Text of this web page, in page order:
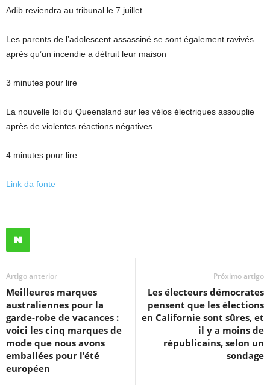
Adib reviendra au tribunal le 7 juillet.
Les parents de l’adolescent assassiné se sont également ravivés
après qu’un incendie a détruit leur maison
3 minutes pour lire
La nouvelle loi du Queensland sur les vélos électriques assouplie
après de violentes réactions négatives
4 minutes pour lire
Link da fonte
Artigo anterior
Meilleures marques
australiennes pour la
garde-robe de vacances :
voici les cinq marques de
mode que nous avons
emballées pour l’été
européen
Próximo artigo
Les électeurs démocrates
pensent que les élections
en Californie sont sûres, et
il y a moins de
républicains, selon un
sondage